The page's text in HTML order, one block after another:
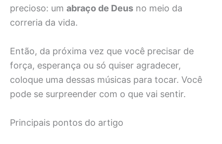
precioso: um abraço de Deus no meio da
correria da vida.
Então, da próxima vez que você precisar de
força, esperança ou só quiser agradecer,
coloque uma dessas músicas para tocar. Você
pode se surpreender com o que vai sentir.
Principais pontos do artigo